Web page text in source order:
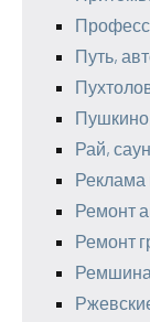
Путь,
Рай,
Реклама
Ремонт
Ремонт
Ремшина